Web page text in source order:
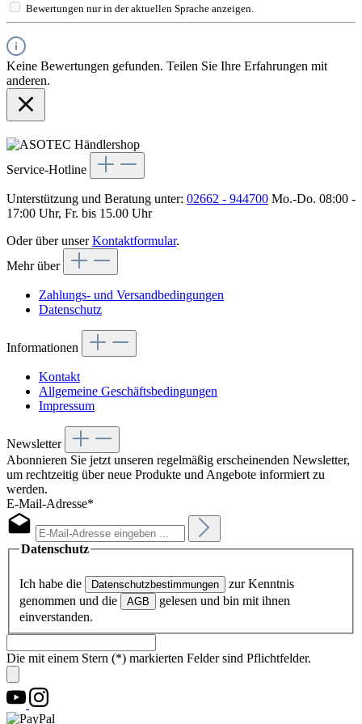
Bewertungen nur in der aktuellen Sprache anzeigen.
Keine Bewertungen gefunden. Teilen Sie Ihre Erfahrungen mit
anderen.
Service-Hotline
Unterstützung und Beratung unter: 02662 - 944700 Mo.-Do. 08:00 -
17:00 Uhr, Fr. bis 15.00 Uhr
Oder über unserKontaktformular.
Mehr über
Zahlungs- und Versandbedingungen
Datenschutz
Informationen
Kontakt
Allgemeine Geschäftsbedingungen
Impressum
Newsletter
Abonnieren Sie jetzt unseren regelmäßig erscheinenden Newsletter,
um rechtzeitig über neue Produkte und Angebote informiert zu
werden.
E-Mail-Adresse*
Datenschutz
Ich habe die Datenschutzbestimmungen
zur Kenntnis
genommen und die
AGB
gelesen und bin mit ihnen
einverstanden.
Die mit einem Stern (*) markierten Felder sind Pflichtfelder.